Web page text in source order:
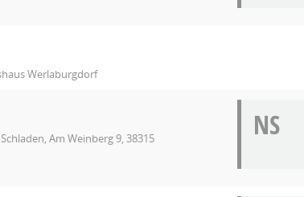
Werlaburgdorf
Am Weinberg 9, 38315
NS